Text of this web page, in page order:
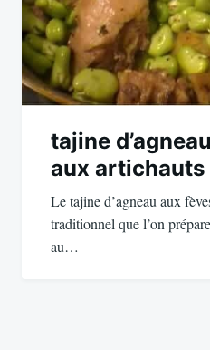
tajine
aux artichauts
Le tajine d’agneau aux
traditionnel que l’on
au…